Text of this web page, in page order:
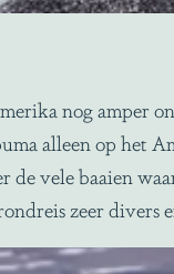
nog amper
alleen op het
vele baaien
zeer divers